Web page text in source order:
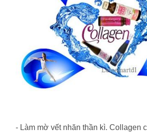
- Làm mờ vết nhăn thần kì. Collagen